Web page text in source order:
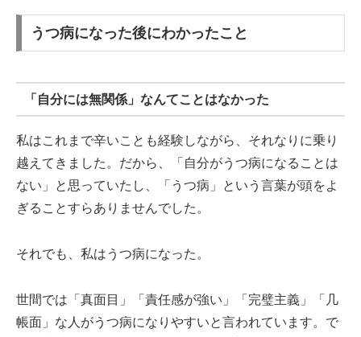
うつ病になった後にわかったこと
「自分には無関係」なんてことはなかった
私はこれまで辛いことも経験しながら、それなりに乗り
越えてきました。だから、「自分がうつ病になることは
ない」と思っていたし、「うつ病」という言葉が頭をよ
ぎることすらありませんでした。
それでも、私はうつ病になった。
世間では「真面目」「責任感が強い」「完璧主義」「几
帳面」な人がうつ病になりやすいと言われています。で